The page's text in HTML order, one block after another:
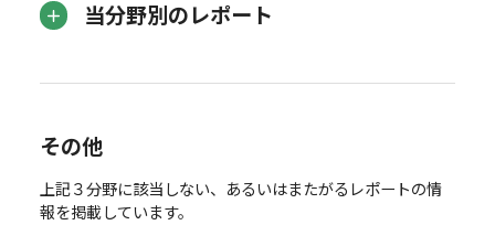
当分野別のレポート
その他
上記３分野に該当しない、あるいはまたがるレポートの情
報を掲載しています。